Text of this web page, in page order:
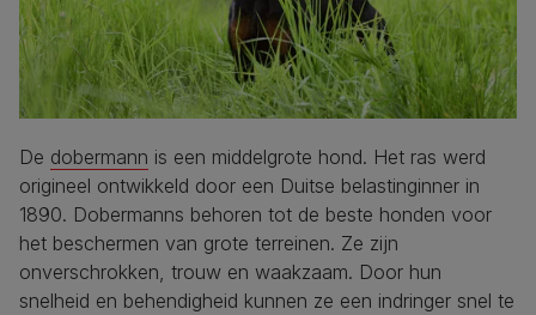
De dobermann is een middelgrote hond. Het ras werd
origineel ontwikkeld door een Duitse belastinginner in
1890. Dobermanns behoren tot de beste honden voor
het beschermen van grote terreinen. Ze zijn
onverschrokken, trouw en waakzaam. Door hun
snelheid en behendigheid kunnen ze een indringer snel te